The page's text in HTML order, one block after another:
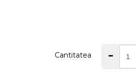
Cantitatea -